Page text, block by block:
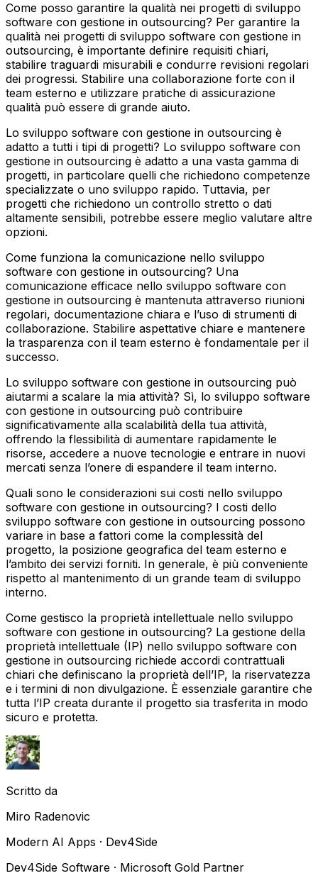
Come posso garantire la qualità nei progetti di sviluppo
software con gestione in outsourcing? Per garantire la
qualità nei progetti di sviluppo software con gestione in
outsourcing, è importante definire requisiti chiari,
stabilire traguardi misurabili e condurre revisioni regolari
dei progressi. Stabilire una collaborazione forte con il
team esterno e utilizzare pratiche di assicurazione
qualità può essere di grande aiuto.
Lo sviluppo software con gestione in outsourcing è
adatto a tutti i tipi di progetti? Lo sviluppo software con
gestione in outsourcing è adatto a una vasta gamma di
progetti, in particolare quelli che richiedono competenze
specializzate o uno sviluppo rapido. Tuttavia, per
progetti che richiedono un controllo stretto o dati
altamente sensibili, potrebbe essere meglio valutare altre
opzioni.
Come funziona la comunicazione nello sviluppo
software con gestione in outsourcing? Una
comunicazione efficace nello sviluppo software con
gestione in outsourcing è mantenuta attraverso riunioni
regolari, documentazione chiara e l’uso di strumenti di
collaborazione. Stabilire aspettative chiare e mantenere
la trasparenza con il team esterno è fondamentale per il
successo.
Lo sviluppo software con gestione in outsourcing può
aiutarmi a scalare la mia attività? Sì, lo sviluppo software
con gestione in outsourcing può contribuire
significativamente alla scalabilità della tua attività,
offrendo la flessibilità di aumentare rapidamente le
risorse, accedere a nuove tecnologie e entrare in nuovi
mercati senza l’onere di espandere il team interno.
Quali sono le considerazioni sui costi nello sviluppo
software con gestione in outsourcing? I costi dello
sviluppo software con gestione in outsourcing possono
variare in base a fattori come la complessità del
progetto, la posizione geografica del team esterno e
l’ambito dei servizi forniti. In generale, è più conveniente
rispetto al mantenimento di un grande team di sviluppo
interno.
Come gestisco la proprietà intellettuale nello sviluppo
software con gestione in outsourcing? La gestione della
proprietà intellettuale (IP) nello sviluppo software con
gestione in outsourcing richiede accordi contrattuali
chiari che definiscano la proprietà dell’IP, la riservatezza
e i termini di non divulgazione. È essenziale garantire che
tutta l’IP creata durante il progetto sia trasferita in modo
sicuro e protetta.
Scritto da
Miro Radenovic
Modern AI Apps · Dev4Side
Dev4Side Software · Microsoft Gold Partner